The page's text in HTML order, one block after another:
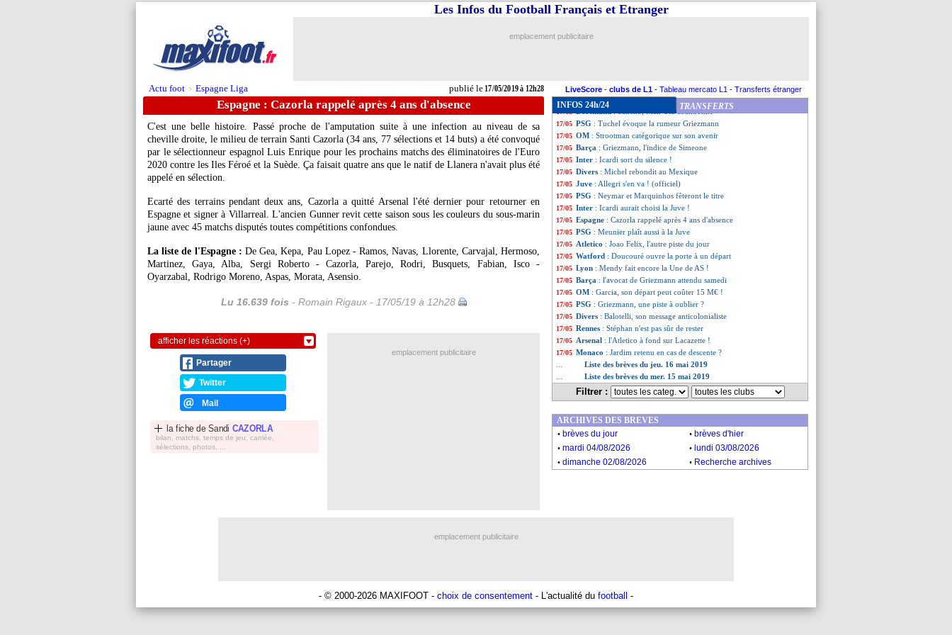
Actu foot > Espagne Liga publié le17/05/2019 à 12h28
Les Infos du Football Français et Etranger
emplacement publicitaire
LiveScore - clubs de L1 - Tableau mercato L1 - Transferts étranger
Espagne : Cazorla rappelé après 4 ans d'absence
C'est une belle histoire. Passé proche de l'amputation suite à une infection au niveau de sa
cheville droite, le milieu de terrain Santi Cazorla (34 ans, 77 sélections et 14 buts) a été convoqué
par le sélectionneur espagnol Luis Enrique pour les prochains matchs des éliminatoires de l'Euro
2020 contre les Iles Féroé et la Suède. Ça faisait quatre ans que le natif de Llanera n'avait plus été
appelé en sélection.
Ecarté des terrains pendant deux ans, Cazorla a quitté Arsenal l'été dernier pour retourner en
Espagne et signer à Villarreal. L'ancien Gunner revit cette saison sous les couleurs du sous-marin
jaune avec 45 matchs disputés toutes compétitions confondues.
La liste de l'Espagne : De Gea, Kepa, Pau Lopez - Ramos, Navas, Llorente, Carvajal, Hermoso,
Martinez, Gaya, Alba, Sergi Roberto - Cazorla, Parejo, Rodri, Busquets, Fabian, Isco -
Oyarzabal, Rodrigo Moreno, Aspas, Morata, Asensio.
Lu 16.639 fois - Romain Rigaux - 17/05/19 à 12h28
afficher les réactions (+)
Partager
Twitter
Mail
la fiche de Sandi CAZORLA
bilan, matchs, temps de jeu, carriée,
sélections, photos, ...
INFOS 24h/24 TRANSFERTS
17/05 Divers: L. Blanc - "je ne suis pas naïf"
17/05 Man City: Guardiola pas intéressé par Griezmann
17/05 Brésil
17/05 OM: Balotelli forfait contre Toulouse
17/05 Real: Mbappé ou Neymar ? Nadal a tranché
: Sancho, Man Utd abandonne
17/05 PSG : Tuchel évoque la rumeur Griezmann
17/05 OM : Strootman catégorique sur son avenir
17/05 Barça : Griezmann, l'indice de Simeone
17/05 Inter : Icardi sort du silence !
17/05 Divers : Michel rebondit au Mexique
17/05 Juve : Allegri s'en va ! (officiel)
17/05 PSG : Neymar et Marquinhos fêteront le titre
17/05 Inter : Icardi aurait choisi la Juve !
17/05 Espagne : Cazorla rappelé après 4 ans d'absence
17/05 PSG : Meunier plaît aussi à la Juve
17/05 Atletico : Joao Felix, l'autre piste du jour
17/05 Watford : Doucouré ouvre la porte à un départ
17/05 Lyon : Mendy fait encore la Une de AS !
17/05 Barça : l'avocat de Griezmann attendu samedi
17/05 OM : Garcia, son départ peut coûter 15 M€ !
17/05 PSG : Griezmann, une piste à oublier ?
17/05 Divers : Balotelli, son message anticolonialiste
17/05 Rennes : Stéphan n'est pas sûr de rester
17/05 Arsenal : l'Atletico à fond sur Lacazette !
17/05 Monaco : Jardim retenu en cas de descente ?
Liste des brèves du jeu. 16 mai 2019
Liste des brèves du mer. 15 mai 2019
Filtrer :
emplacement publicitaire
ARCHIVES DES BREVES
. brèves du jour . brèves d'hier
. mardi 04/08/2026 . lundi 03/08/2026
. dimanche 02/08/2026 . Recherche archives
emplacement publicitaire
- © 2000-2026 MAXIFOOT - choix de consentement - L'actualité du football -